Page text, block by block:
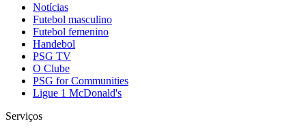
Notícias
Futebol masculino
Futebol femenino
Handebol
PSG TV
O Clube
PSG for Communities
Ligue 1 McDonald's
Serviços